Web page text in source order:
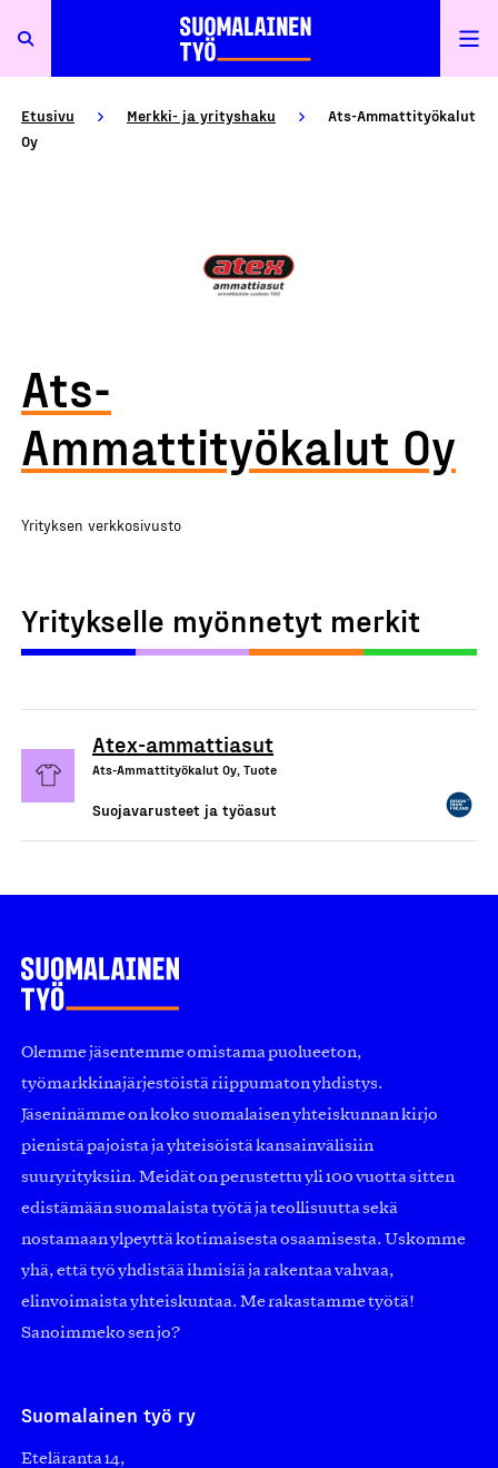
Etusivu Merkki- ja yrityshaku
Ats-Ammattityökalut
Oy
Ats-
Ammattityökalut Oy
Yrityksen verkkosivusto
Yritykselle myönnetyt merkit
Atex-ammattiasut
Ats-Ammattityökalut Oy, Tuote
Suojavarusteet ja työasut
Olemme jäsentemme omistama puolueeton,
työmarkkinajärjestöistä riippumaton yhdistys.
Jäseninämme on koko suomalaisen yhteiskunnan kirjo
pienistä pajoista ja yhteisöistä kansainvälisiin
suuryrityksiin. Meidät on perustettu yli 100 vuotta sitten
edistämään suomalaista työtä ja teollisuutta sekä
nostamaan ylpeyttä kotimaisesta osaamisesta. Uskomme
yhä, että työ yhdistää ihmisiä ja rakentaa vahvaa,
elinvoimaista yhteiskuntaa. Me rakastamme työtä!
Sanoimmeko sen jo?
Suomalainen työ ry
Eteläranta 14,